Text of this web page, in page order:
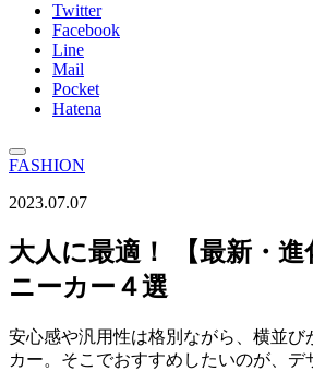
Twitter
Facebook
Line
Mail
Pocket
Hatena
FASHION
2023.07.07
大人に最適！ 【最新・進
ニーカー４選
安心感や汎用性は格別ながら、横並び
カー。そこでおすすめしたいのが、